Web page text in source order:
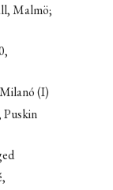
Malmö;
(I)
Puskin